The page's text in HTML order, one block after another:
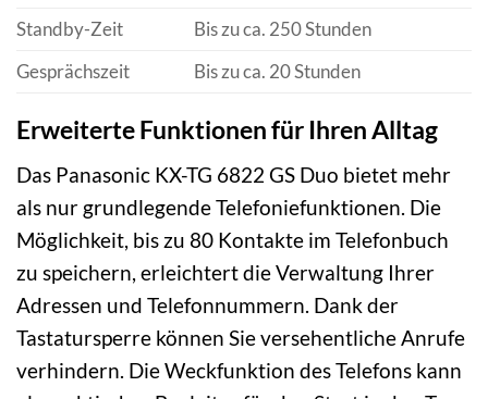
Standby-Zeit
Bis zu ca. 250 Stunden
Gesprächszeit
Bis zu ca. 20 Stunden
Erweiterte Funktionen für Ihren Alltag
Das Panasonic KX-TG 6822 GS Duo bietet mehr
als nur grundlegende Telefoniefunktionen. Die
Möglichkeit, bis zu 80 Kontakte im Telefonbuch
zu speichern, erleichtert die Verwaltung Ihrer
Adressen und Telefonnummern. Dank der
Tastatursperre können Sie versehentliche Anrufe
verhindern. Die Weckfunktion des Telefons kann